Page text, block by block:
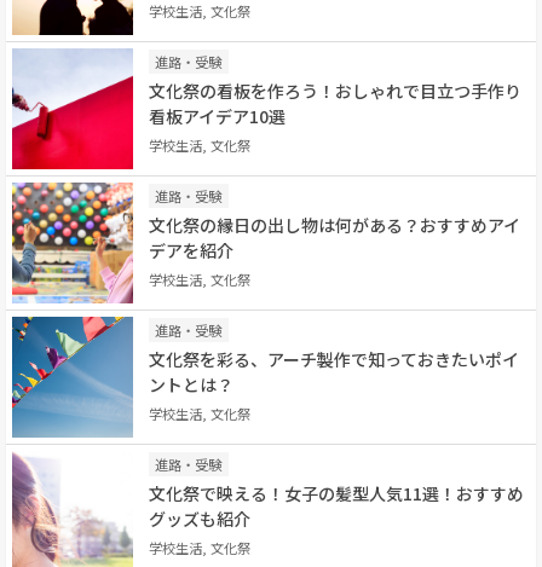
学校生活, 文化祭
進路・受験
文化祭の看板を作ろう！おしゃれで目立つ手作り
看板アイデア10選
学校生活, 文化祭
進路・受験
文化祭の縁日の出し物は何がある？おすすめアイ
デアを紹介
学校生活, 文化祭
進路・受験
文化祭を彩る、アーチ製作で知っておきたいポイ
ントとは？
学校生活, 文化祭
進路・受験
文化祭で映える！女子の髪型人気11選！おすすめ
グッズも紹介
学校生活, 文化祭